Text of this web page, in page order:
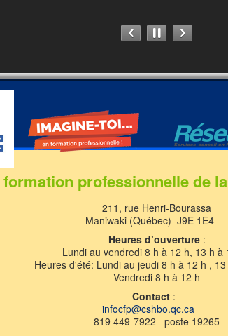
professionnelle de
211, rue Henri-Bourassa
Maniwaki (Québec) J9E 1E4
Heures d’ouverture:
Lundi au vendredi 8 h à 12 h, 13 h à
Heures d'été: Lundi au jeudi 8 h à 12 h ,
Vendredi 8 h à 12 h
Contact :
infocfp@cshbo.qc.ca
819 449-7922 poste 19265